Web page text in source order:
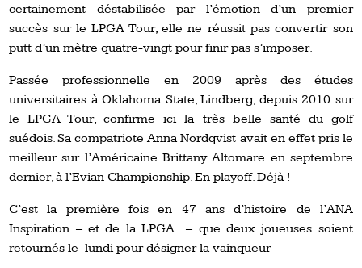
certainement déstabilisée par l’émotion d’un premier
succès sur le LPGA Tour, elle ne réussit pas convertir son
putt d’un mètre quatre-vingt pour finir pas s’imposer.
Passée professionnelle en 2009 après des études
universitaires à Oklahoma State, Lindberg, depuis 2010 sur
le LPGA Tour, confirme ici la très belle santé du golf
suédois. Sa compatriote Anna Nordqvist avait en effet pris le
meilleur sur l’Américaine Brittany Altomare en septembre
dernier, à l’Evian Championship. En playoff. Déjà !
C’est la première fois en 47 ans d’histoire de l’ANA
Inspiration – et de la LPGA – que deux joueuses soient
retournés le lundi pour désigner la vainqueur